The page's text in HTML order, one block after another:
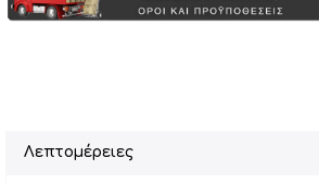
Λεπτομέρειες